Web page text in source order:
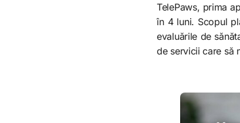
TelePaws, prima
în 4 luni. Scopul
evaluările de
de servicii care să